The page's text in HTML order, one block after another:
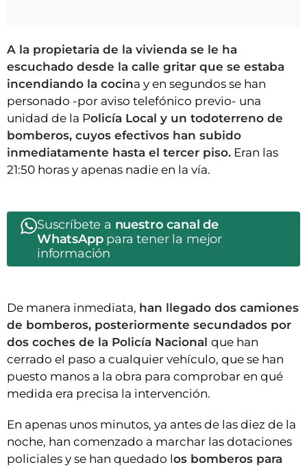
A la propietaria de la vivienda se le ha
escuchado desde la calle gritar que se estaba
incendiando la cocina y en segundos se han
personado -por aviso telefónico previo- una
unidad de la Policía Local y un todoterreno de
bomberos, cuyos efectivos han subido
inmediatamente hasta el tercer piso. Eran las
21:50 horas y apenas nadie en la vía.
Suscríbete a nuestro canal de
WhatsApppara tener la mejor
información
De manera inmediata, han llegado dos camiones
de bomberos, posteriormente secundados por
dos coches de la Policía Nacional que han
cerrado el paso a cualquier vehículo, que se han
puesto manos a la obra para comprobar en qué
medida era precisa la intervención.
En apenas unos minutos, ya antes de las diez de la
noche, han comenzado a marchar las dotaciones
policiales y se han quedado los bomberos para